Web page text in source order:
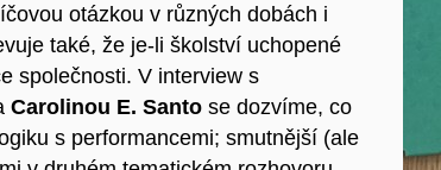
otázkou v různých dobách i
také, že je-li školství uchopené
společnosti. V interview s
Carolinou E. Santo se dozvíme, co
s performancemi; smutnější (ale